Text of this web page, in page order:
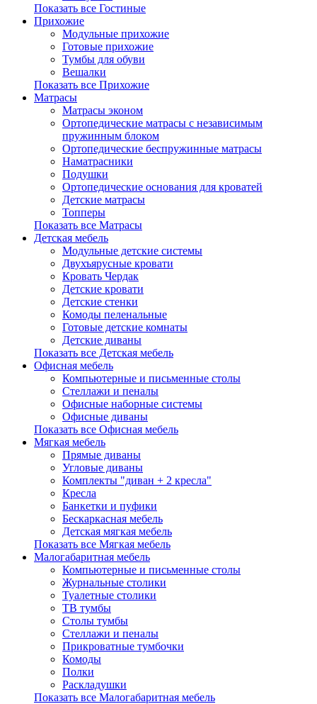
Показать все Гостиные
Прихожие
Модульные прихожие
Готовые прихожие
Тумбы для обуви
Вешалки
Показать все Прихожие
Матрасы
Матрасы эконом
Ортопедические матрасы с независимым
пружинным блоком
Ортопедические беспружинные матрасы
Наматрасники
Подушки
Ортопедические основания для кроватей
Детские матрасы
Топперы
Показать все Матрасы
Детская мебель
Модульные детские системы
Двухъярусные кровати
Кровать Чердак
Детские кровати
Детские стенки
Комоды пеленальные
Готовые детские комнаты
Детские диваны
Показать все Детская мебель
Офисная мебель
Компьютерные и письменные столы
Стеллажи и пеналы
Офисные наборные системы
Офисные диваны
Показать все Офисная мебель
Мягкая мебель
Прямые диваны
Угловые диваны
Комплекты "диван + 2 кресла"
Кресла
Банкетки и пуфики
Бескаркасная мебель
Детская мягкая мебель
Показать все Мягкая мебель
Малогабаритная мебель
Компьютерные и письменные столы
Журнальные столики
Туалетные столики
ТВ тумбы
Столы тумбы
Стеллажи и пеналы
Прикроватные тумбочки
Комоды
Полки
Раскладушки
Показать все Малогабаритная мебель